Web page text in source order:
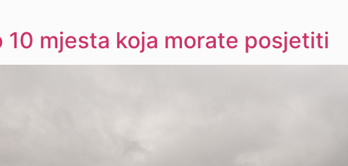
10 mjesta koja morate posjetiti